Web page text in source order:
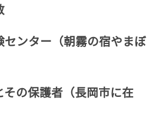
ンター（朝霧の宿やまぼ
の保護者（長岡市に在